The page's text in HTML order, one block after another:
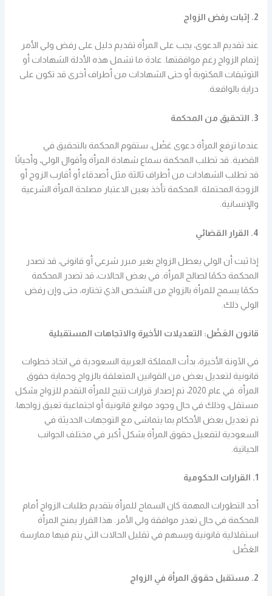
2. إثبات رفض الزواج
عند تقديم الدعوى، يجب على المرأة تقديم دليل على رفض ولي الأمر
إتمام الزواج رغم موافقتها. عادة ما تشمل هذه الأدلة الشهادات أو
التوثيقات المكتوبة أو حتى الشهادات من أطراف أخرى قد تكون على
دراية بالواقعة.
3. التحقيق من المحكمة
عندما ترفع المرأة دعوى عَضْل، ستقوم المحكمة بالتحقيق في
القضية. قد تطلب المحكمة سماع شهادة المرأة وأقوال الولي، وأحيانًا
قد تطلب الشهادات من أطراف ثالثة مثل أصدقاء أو أقارب الزوج أو
الزوجة المحتملة. المحكمة تأخذ بعين الاعتبار مصلحة المرأة الشرعية
والإنسانية.
4. القرار القضائي
إذا ثبت أن الولي يعطل الزواج بغير مبرر شرعي أو قانوني، قد تصدر
المحكمة حكمًا لصالح المرأة. في بعض الحالات، قد تصدر المحكمة
حكمًا يسمح للمرأة بالزواج من الشخص الذي تختاره، حتى وإن رفض
الولي ذلك.
قانون العَضْل: التعديلات الأخيرة والاتجاهات المستقبلية
في الآونة الأخيرة، بدأت المملكة العربية السعودية في اتخاذ خطوات
قانونية لتعديل بعض من القوانين المتعلقة بالزواج وحماية حقوق
المرأة. في عام 2020، تم إصدار قرارات تتيح للمرأة التقدم للزواج بشكل
مستقل، وذلك في حال وجود موانع قانونية أو اجتماعية تعيق زواجها.
تم تعديل بعض الأحكام بما يتماشى مع التوجهات الحديثة في
السعودية لتفعيل حقوق المرأة بشكل أكبر في مختلف الجوانب
الحياتية.
1. القرارات الحكومية
أحد التطورات المهمة كان السماح للمرأة بتقديم طلبات الزواج أمام
المحكمة في حال تعذر موافقة ولي الأمر. هذا القرار يمنح المرأة
استقلالية قانونية ويسهم في تقليل الحالات التي يتم فيها ممارسة
العَضْل.
2. مستقبل حقوق المرأة في الزواج